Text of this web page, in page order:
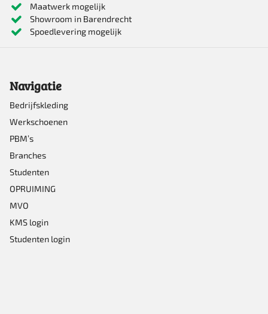
variaties.
Deze
gekozen
worden
op
de
productpagina
Maatwerk mogelijk
Showroom in Barendrecht
Spoedlevering mogelijk
Navigatie
Bedrijfskleding
Werkschoenen
PBM’s
Branches
Studenten
OPRUIMING
MVO
KMS login
Studenten login